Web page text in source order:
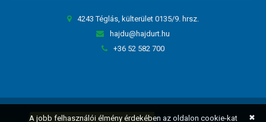
4243 Téglás, külterület 0135/9. hrsz.
hajdu@hajdurt.hu
+36 52 582 700
HAJDU Hajdúsági Ipari Zrt. ©2018. Minden jog fenntartva.
A jobb felhasználói élmény érdekében az oldalon cookie-kat ✖